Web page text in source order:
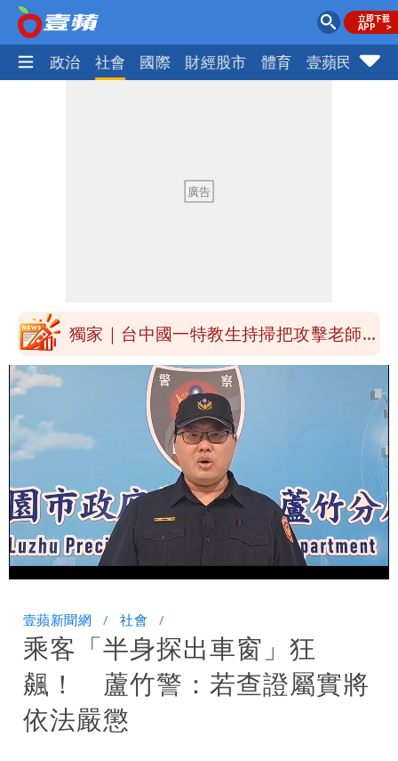
生活 政治 社會 國際 財經股市 體育 壹蘋民調
高希均辭世享耆壽90歲 畢生推動閱讀
布 陸警可能相對低
獨家｜台中國一特教生持掃把攻擊老師
女師右眼虹膜斷裂恐失明
「楊承勳」名字終於公開！被害人父淚喊
「終於能交代」 捐500萬獎學金延續愛
外送專法上路滿2週！Uber Eats曝外送
高希均辭世享耆壽90歲 畢生推動閱讀
與進步觀念
Loaded:
100.00%
壹蘋新聞網 社會
乘客「半身探出車窗」狂
飆！ 蘆竹警：若查證屬實將
依法嚴懲